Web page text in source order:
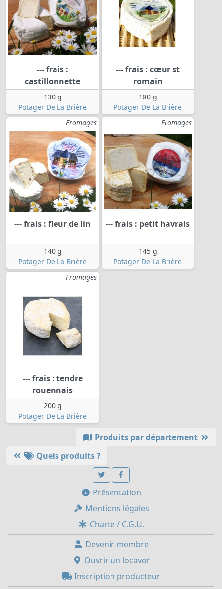
--- frais :
castillonnette
130 g
Potager De La Brière
--- frais : cœur st
romain
180 g
Potager De La Brière
Fromages
--- frais : fleur de lin
140 g
Potager De La Brière
Fromages
--- frais : petit havrais
145 g
Potager De La Brière
Fromages
--- frais : tendre
rouennais
200 g
Potager De La Brière
Produits par département
Quels produits ?
Présentation
Mentions légales
Charte / C.G.U.
Devenir membre
Ouvrir un locavor
Inscription producteur